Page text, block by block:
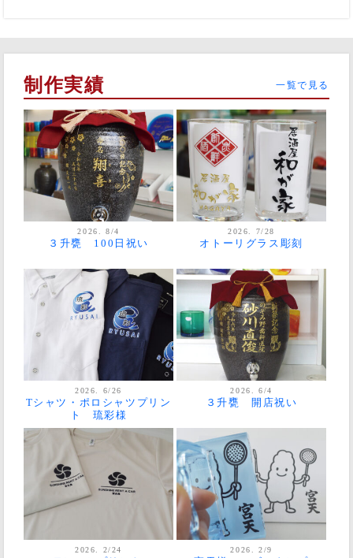
制作実績 一覧で見る
2026. 8/4
３升甕 100日祝い
2026. 7/28
オトーリグラス彫刻
2026. 6/26
Tシャツ・ポロシャツプリン
ト 琉彩様
2026. 6/4
３升甕 開店祝い
2026. 2/24 2026. 2/9